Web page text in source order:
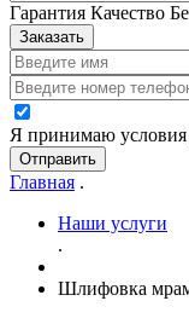
Гарантия Качество
Заказать
Я принимаю условия
Отправить
Главная .
Наши услуги
.
Шлифовка